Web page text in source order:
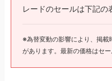
レードのセールは下記
※為替変動の影響により、掲載
があります。最新の価格はセ